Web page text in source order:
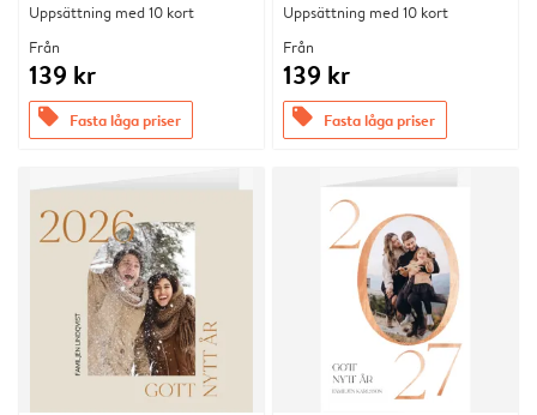
Uppsättning med 10 kort
Från
139 kr
offers Fasta låga priser
Uppsättning med 10 kort
Från
139 kr
offers Fasta låga priser